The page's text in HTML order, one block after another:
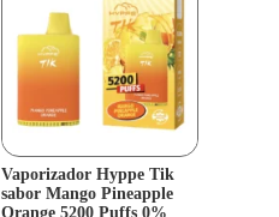
Vaporizador Hyppe Tik
sabor Mango Pineapple
Orange 5200 Puffs 0%